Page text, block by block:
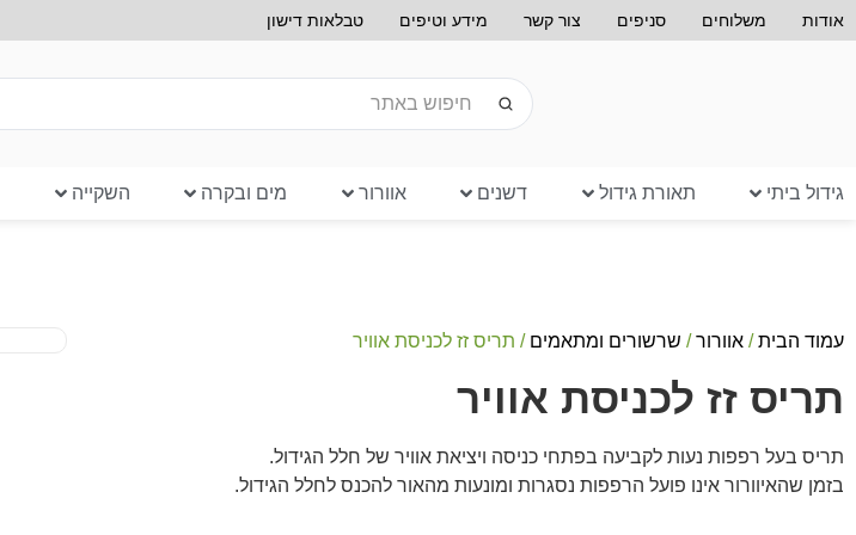
אודות משלוחים סניפים צור קשר מידע וטיפים טבלאות דישון
גידול ביתי תאורת גידול דשנים אוורור מים ובקרה השקייה
עמוד הבית/ אוורור/ שרשורים ומתאמים / תריס זז לכניסת אוויר
תריס זז לכניסת אוויר
תריס בעל רפפות נעות לקביעה בפתחי כניסה ויציאת אוויר של חלל הגידול.
בזמן שהאיוורור אינו פועל הרפפות נסגרות ומונעות מהאור להכנס לחלל הגידול.